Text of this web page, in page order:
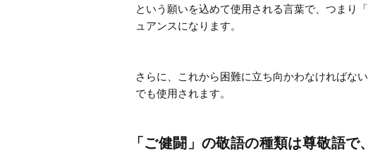
という願いを込めて使用される言葉で、つまり
ュアンスになります。
さらに、これから困難に立ち向かわなければな
でも使用されます。
「ご健闘」の敬語の種類は尊敬語で